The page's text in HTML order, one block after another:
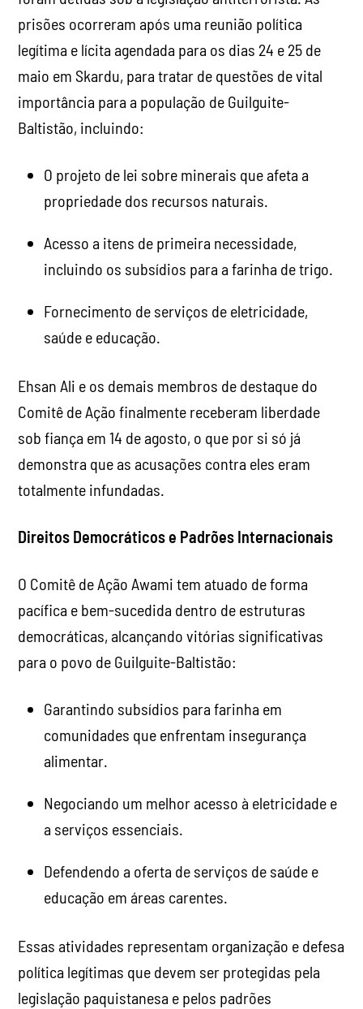
prisões ocorreram após uma reunião política
legítima e lícita agendada para os dias 24 e 25 de
maio em Skardu, para tratar de questões de vital
importância para a população de Guilguite-
Baltistão, incluindo:
O projeto de lei sobre minerais que afeta a
propriedade dos recursos naturais.
Acesso a itens de primeira necessidade,
incluindo os subsídios para a farinha de trigo.
Fornecimento de serviços de eletricidade,
saúde e educação.
Ehsan Ali e os demais membros de destaque do
Comitê de Ação finalmente receberam liberdade
sob fiança em 14 de agosto, o que por si só já
demonstra que as acusações contra eles eram
totalmente infundadas.
Direitos Democráticos e Padrões Internacionais
O Comitê de Ação Awami tem atuado de forma
pacífica e bem-sucedida dentro de estruturas
democráticas, alcançando vitórias significativas
para o povo de Guilguite-Baltistão:
Garantindo subsídios para farinha em
comunidades que enfrentam insegurança
alimentar.
Negociando um melhor acesso à eletricidade e
a serviços essenciais.
Defendendo a oferta de serviços de saúde e
educação em áreas carentes.
Essas atividades representam organização e defesa
política legítimas que devem ser protegidas pela
legislação paquistanesa e pelos padrões